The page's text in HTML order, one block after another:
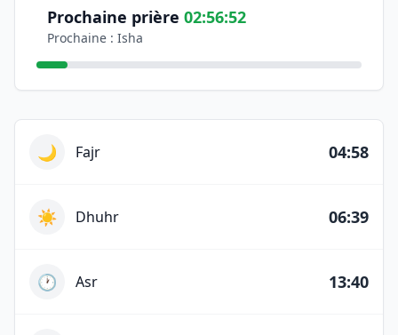
Coordonnées géographiques: Latitude 34,053140,
Prochaine prière 02:56:52
Prochaine : Isha
🌙 Fajr 04:58
☀️ Dhuhr 06:39
🕐 Asr 13:40